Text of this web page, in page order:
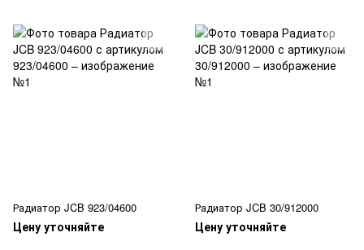
Радиатор JCB 923/04600
Цену уточняйте
Радиатор JCB 30/912000
Цену уточняйте